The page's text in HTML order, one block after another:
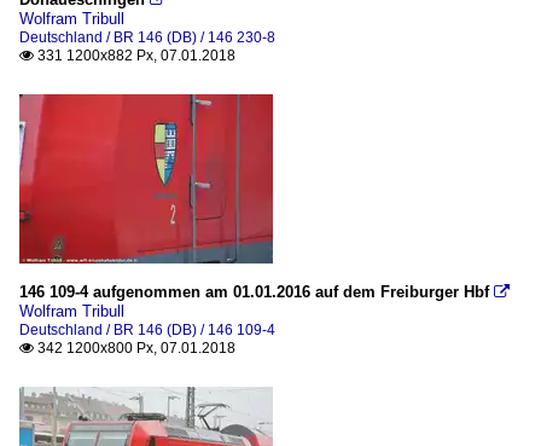
Wolfram Tribull
Deutschland / BR 146 (DB) / 146 230-8
 331 1200x882 Px, 07.01.2018
146 109-4 aufgenommen am 01.01.2016 auf dem Freiburger Hbf 
Wolfram Tribull
Deutschland / BR 146 (DB) / 146 109-4
 342 1200x800 Px, 07.01.2018